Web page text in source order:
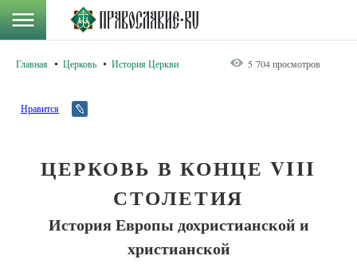
Главная Церковь История Церкви 5 704 просмотров
Нравится
ЦЕРКОВЬ В КОНЦЕ VIII
СТОЛЕТИЯ
История Европы дохристианской и
христианской